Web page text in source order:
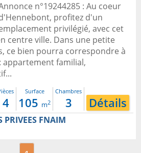
n°19244285 : Au coeur
profitez d'un
privilégié, avec cet
centre ville. Dans une petite
ce bien pourra correspondre à
familial,
4
Surface
105 m2
Chambres
3 Détails
PRIVEES FNAIM